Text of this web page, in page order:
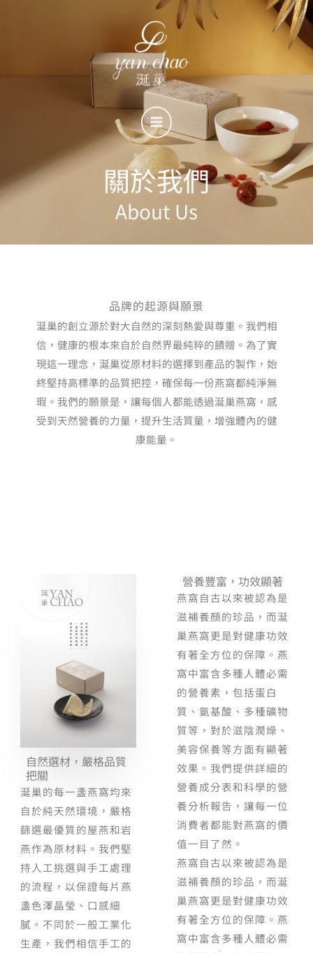
關於我們
About Us
品牌的起源與願景
涎巢的創立源於對大自然的深刻熱愛與尊重。我們相
信，健康的根本來自於自然界最純粹的饋贈。為了實
現這一理念，涎巢從原材料的選擇到產品的製作，始
終堅持高標準的品質把控，確保每一份燕窩都純淨無
瑕。我們的願景是，讓每個人都能透過涎巢燕窩，感
受到天然營養的力量，提升生活質量，增強體內的健
康能量。
自然選材，嚴格品質
把關
涎巢的每一盞燕窩均來
自於純天然環境，嚴格
篩選最優質的屋燕和岩
燕作為原材料。我們堅
持人工挑選與手工處理
的流程，以保證每片燕
盞色澤晶瑩、口感細
膩。不同於一般工業化
生產，我們相信手工的
營養豐富，功效顯著
燕窩自古以來被認為是
滋補養顏的珍品，而涎
巢燕窩更是對健康功效
有著全方位的保障。燕
窩中富含多種人體必需
的營養素，包括蛋白
質、氨基酸、多種礦物
質等，對於滋陰潤燥、
美容保養等方面有顯著
效果。我們提供詳細的
營養成分表和科學的營
養分析報告，讓每一位
消費者都能對燕窩的價
值一目了然。
燕窩自古以來被認為是
滋補養顏的珍品，而涎
巢燕窩更是對健康功效
有著全方位的保障。燕
窩中富含多種人體必需